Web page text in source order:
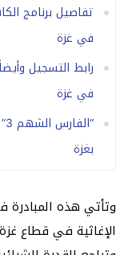
تفاصيل برنامج
في غزة
في غزة
بغزة
وتأتي هذه المبادرة
الإغاثية في قطاع